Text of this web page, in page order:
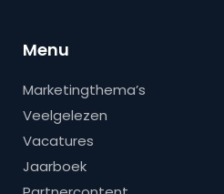
Menu
Marketingthema’s
Veelgelezen
Vacatures
Jaarboek